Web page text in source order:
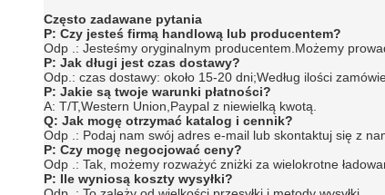
Często zadawane pytania
P: Czy jesteś firmą handlową lub producentem?
Odp .: Jesteśmy oryginalnym producentem.Możemy
P: Jak długi jest czas dostawy?
Odp.: czas dostawy: około 15-20 dni;Według ilości
P: Jakie są twoje warunki płatności?
A: T/T,Western Union,Paypal z niewielką kwotą.
Q: Jak mogę otrzymać katalog i cennik?
Odp .: Podaj nam swój adres e-mail lub skontaktuj się z
P: Czy mogę negocjować ceny?
Odp .: Tak, możemy rozważyć zniżki za wielokrotne
P: Ile wyniosą koszty wysyłki?